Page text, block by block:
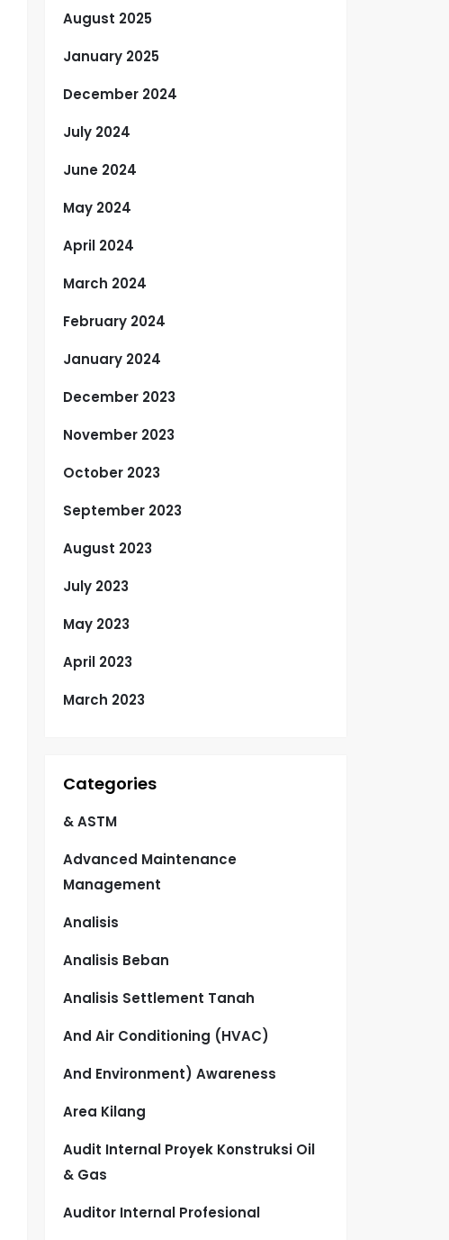
August 2025
January 2025
December 2024
July 2024
June 2024
May 2024
April 2024
March 2024
February 2024
January 2024
December 2023
November 2023
October 2023
September 2023
August 2023
July 2023
May 2023
April 2023
March 2023
Categories
& ASTM
Advanced Maintenance
Management
Analisis
Analisis Beban
Analisis Settlement Tanah
And Air Conditioning (HVAC)
And Environment) Awareness
Area Kilang
Audit Internal Proyek Konstruksi Oil
& Gas
Auditor Internal Profesional